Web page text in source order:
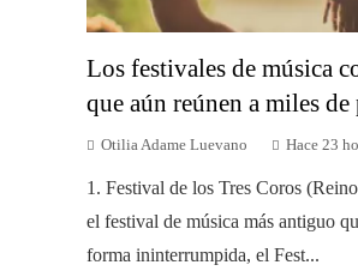
Los festivales de música
que aún reúnen a miles de
Otilia Adame Luevano Hace 23
1. Festival de los Tres Coros
el festival de música más antiguo
forma ininterrumpida, el Fest...